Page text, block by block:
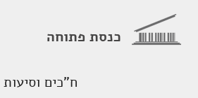
כנסת פתוחה
ח"כים וסיעות